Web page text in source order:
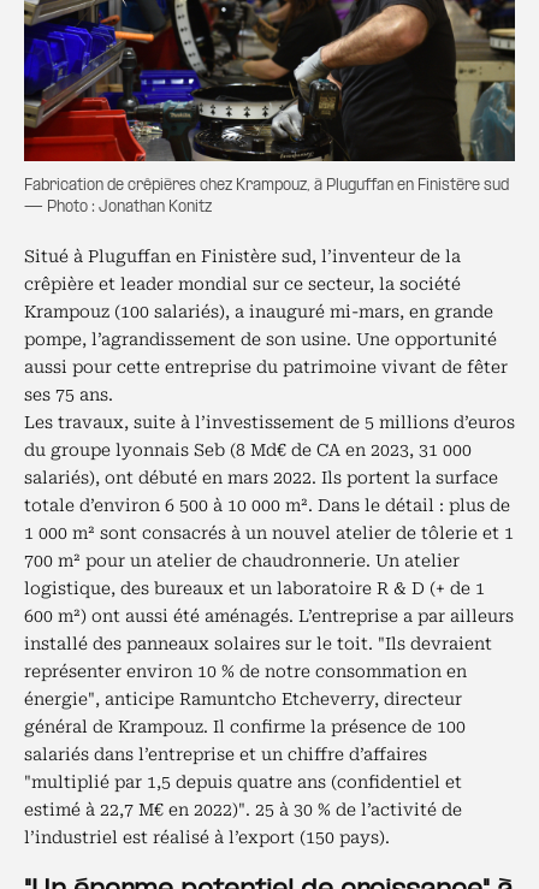
Fabrication de crêpières chez Krampouz, à Pluguffan en Finistère sud
— Photo : Jonathan Konitz
Situé à Pluguffan en Finistère sud, l’inventeur de la
crêpière et leader mondial sur ce secteur, la société
Krampouz (100 salariés), a inauguré mi-mars, en grande
pompe, l’agrandissement de son usine. Une opportunité
aussi pour cette entreprise du patrimoine vivant de fêter
ses 75 ans.
Les travaux, suite à l’investissement de 5 millions d’euros
du groupe lyonnais Seb (8 Md€ de CA en 2023, 31 000
salariés), ont débuté en mars 2022. Ils portent la surface
totale d’environ 6 500 à 10 000 m². Dans le détail : plus de
1 000 m² sont consacrés à un nouvel atelier de tôlerie et 1
700 m² pour un atelier de chaudronnerie. Un atelier
logistique, des bureaux et un laboratoire R & D (+ de 1
600 m²) ont aussi été aménagés. L’entreprise a par ailleurs
installé des panneaux solaires sur le toit. "Ils devraient
représenter environ 10 % de notre consommation en
énergie", anticipe Ramuntcho Etcheverry, directeur
général de Krampouz. Il confirme la présence de 100
salariés dans l’entreprise et un chiffre d’affaires
"multiplié par 1,5 depuis quatre ans (confidentiel et
estimé à 22,7 M€ en 2022)". 25 à 30 % de l’activité de
l’industriel est réalisé à l’export (150 pays).